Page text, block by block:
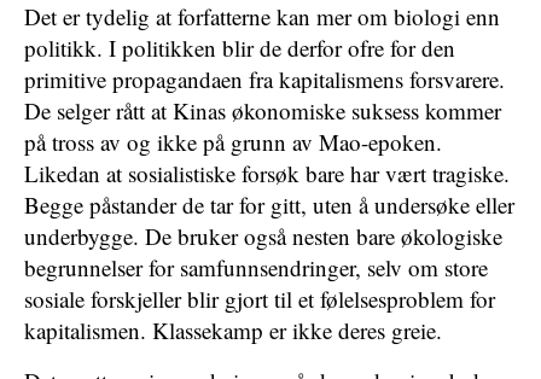
Det er tydelig at forfatterne kan mer om biologi enn
politikk. I politikken blir de derfor ofre for den
primitive propagandaen fra kapitalismens forsvarere.
De selger rått at Kinas økonomiske suksess kommer
på tross av og ikke på grunn av Mao-epoken.
Likedan at sosialistiske forsøk bare har vært tragiske.
Begge påstander de tar for gitt, uten å undersøke eller
underbygge. De bruker også nesten bare økologiske
begrunnelser for samfunnsendringer, selv om store
sosiale forskjeller blir gjort til et følelsesproblem for
kapitalismen. Klassekamp er ikke deres greie.